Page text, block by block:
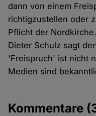
dann von einem
richtigzustellen oder
Pflicht der
Dieter Schulz sagt
'Freispruch' ist nicht
Medien sind
Kommentare